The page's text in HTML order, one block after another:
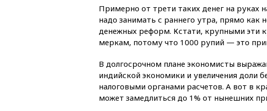
Примерно от трети таких денег на руках
надо занимать с раннего утра, прямо как
денежных реформ. Кстати, крупными эти
меркам, потому что 1000 рупий — это
В долгосрочном плане экономисты
индийской экономики и увеличения доли
налоговыми органами расчетов. А вот в
может замедлиться до 1% от нынешних